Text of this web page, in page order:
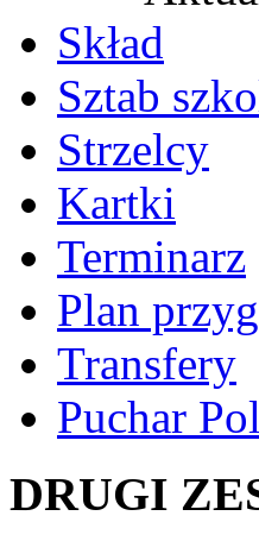
Skład
Sztab
Strzelcy
Kartki
Terminarz
Plan
Transfery
Puchar
DRUGI